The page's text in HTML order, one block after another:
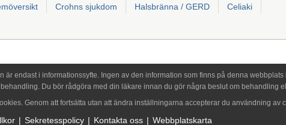
Crohns sjukdom Halsbränna / GERD
Celiaki
är endast i informationssyfte. Ingen av den information som finns på denna
Du bör rådgöra med din läkare innan du gör några beslut om behandling
Genom att fortsätta utan att ändra inställningarna accepterar du användning av
Sekretesspolicy Kontakta oss Webbplatskarta